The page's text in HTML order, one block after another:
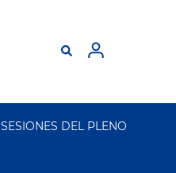
SESIONES DEL PLENO